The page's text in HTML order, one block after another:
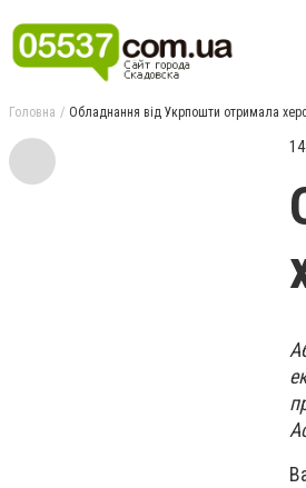
Головна Обладнання від Укрпошти отримала